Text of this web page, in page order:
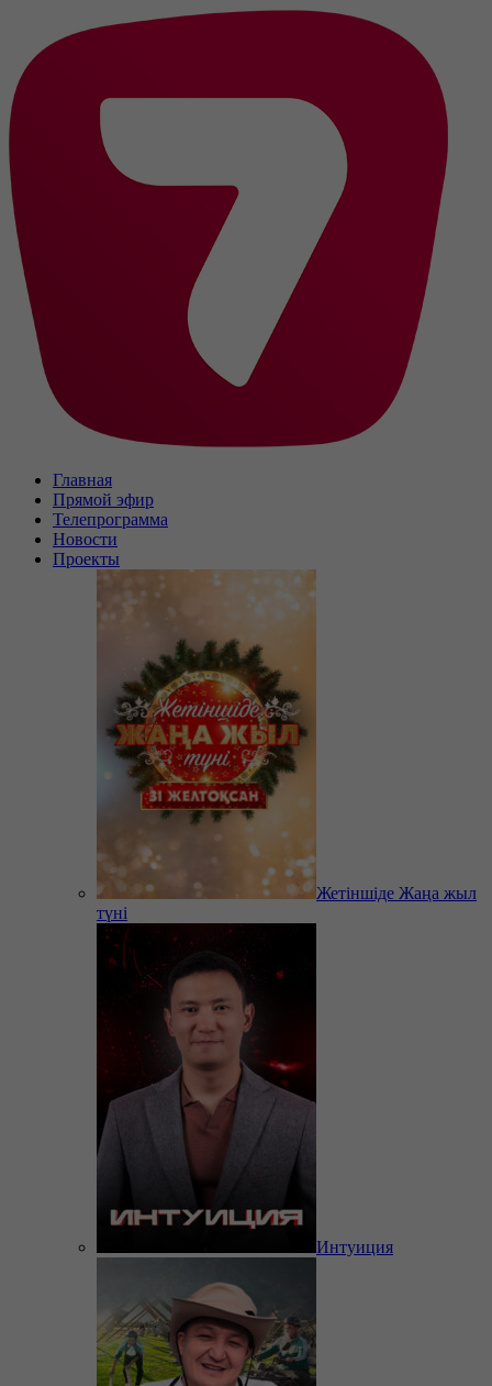
Главная
Прямой эфир
Телепрограмма
Новости
Проекты
Жетіншіде Жаңа жыл
түні
Интуиция